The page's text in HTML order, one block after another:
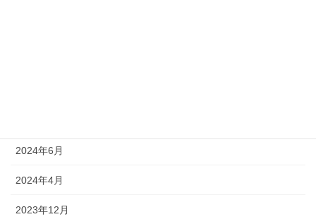
2024年6月
2024年4月
2023年12月